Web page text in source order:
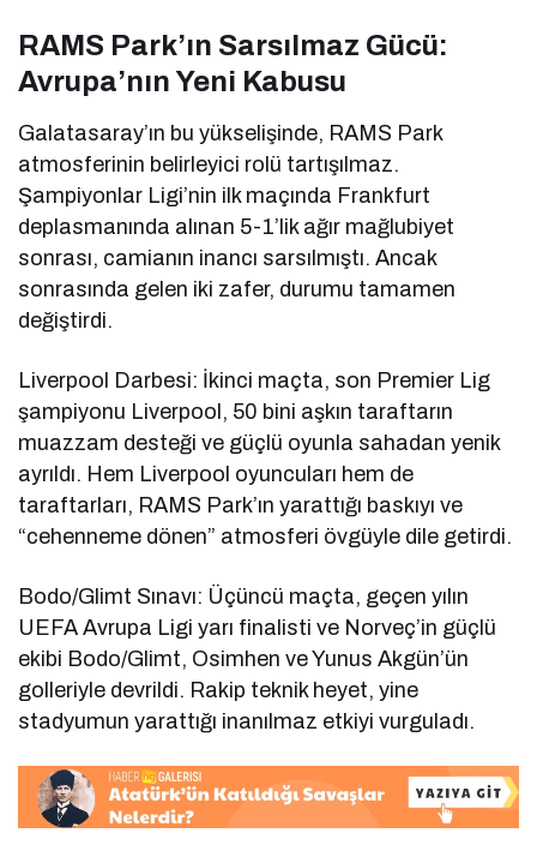
RAMS Park’ın Sarsılmaz Gücü:
Avrupa’nın Yeni Kabusu
Galatasaray’ın bu yükselişinde, RAMS Park
atmosferinin belirleyici rolü tartışılmaz.
Şampiyonlar Ligi’nin ilk maçında Frankfurt
deplasmanında alınan 5-1’lik ağır mağlubiyet
sonrası, camianın inancı sarsılmıştı. Ancak
sonrasında gelen iki zafer, durumu tamamen
değiştirdi.
Liverpool Darbesi: İkinci maçta, son Premier Lig
şampiyonu Liverpool, 50 bini aşkın taraftarın
muazzam desteği ve güçlü oyunla sahadan yenik
ayrıldı. Hem Liverpool oyuncuları hem de
taraftarları, RAMS Park’ın yarattığı baskıyı ve
“cehenneme dönen” atmosferi övgüyle dile getirdi.
Bodo/Glimt Sınavı: Üçüncü maçta, geçen yılın
UEFA Avrupa Ligi yarı finalisti ve Norveç’in güçlü
ekibi Bodo/Glimt, Osimhen ve Yunus Akgün’ün
golleriyle devrildi. Rakip teknik heyet, yine
stadyumun yarattığı inanılmaz etkiyi vurguladı.